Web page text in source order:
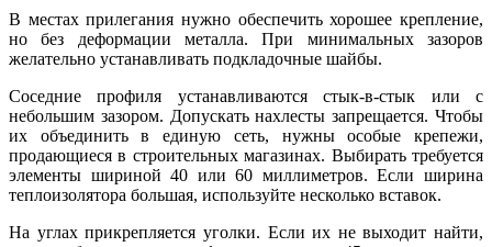
В местах прилегания нужно обеспечить хорошее крепление,
но без деформации металла. При минимальных зазоров
желательно устанавливать подкладочные шайбы.
Соседние профиля устанавливаются стык-в-стык или с
небольшим зазором. Допускать нахлесты запрещается. Чтобы
их объединить в единую сеть, нужны особые крепежи,
продающиеся в строительных магазинах. Выбирать требуется
элементы шириной 40 или 60 миллиметров. Если ширина
теплоизолятора большая, используйте несколько вставок.
На углах прикрепляется уголки. Если их не выходит найти,